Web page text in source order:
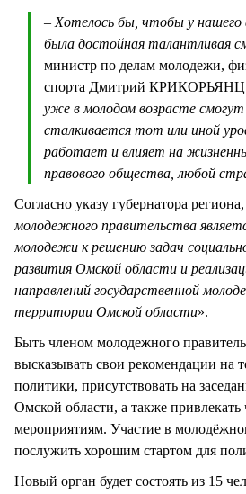
– Хотелось бы, чтобы у нашего
была достойная талантливая
министр по делам молодежи,
спорта Дмитрий
уже в молодом возрасте
сталкивается тот или иной
работает и влияет на
правового общества, любой
Согласно указу губернатора
молодежного правительства
молодежи к решению задач
развития Омской области и
направлений государственной
территории Омской области».
Быть членом молодежного
высказывать свои рекомендации на
политики, присутствовать на
Омской области, а также
мероприятиям. Участие в
послужить хорошим стартом для
Новый орган будет состоять из 15